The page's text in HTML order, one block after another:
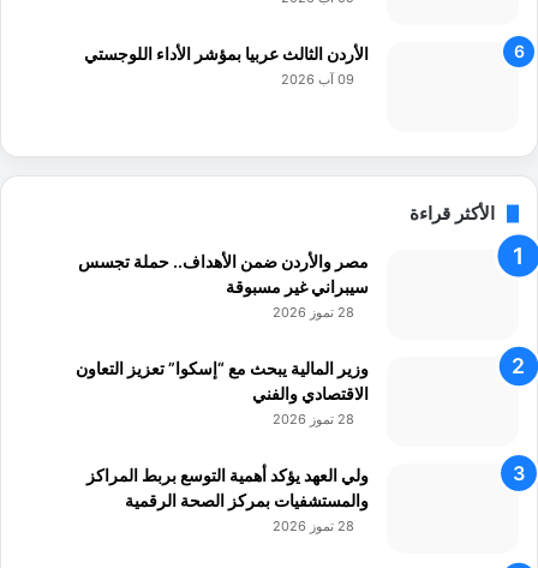
الأردن الثالث عربيا بمؤشر الأداء اللوجستي
09 آب 2026
الأكثر قراءة
مصر والأردن ضمن الأهداف.. حملة تجسس
سيبراني غير مسبوقة
28 تموز 2026
وزير المالية يبحث مع “إسكوا” تعزيز التعاون
الاقتصادي والفني
28 تموز 2026
ولي العهد يؤكد أهمية التوسع بربط المراكز
والمستشفيات بمركز الصحة الرقمية
28 تموز 2026